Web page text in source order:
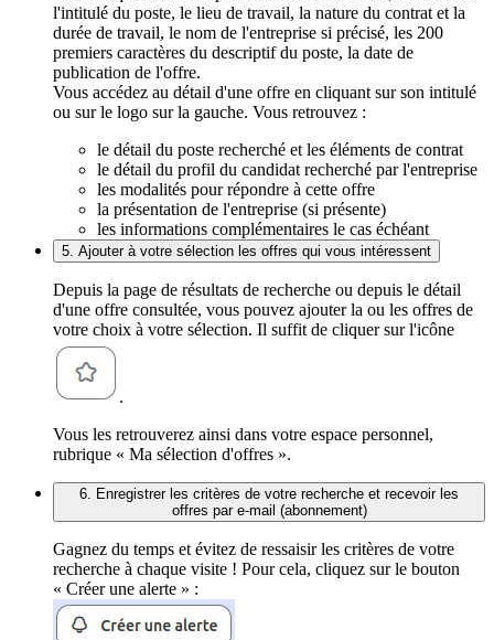
l'intitulé du poste, le lieu de travail, la nature du contrat et la
durée de travail, le nom de l'entreprise si précisé, les 200
premiers caractères du descriptif du poste, la date de
publication de l'offre.
Vous accédez au détail d'une offre en cliquant sur son intitulé
ou sur le logo sur la gauche. Vous retrouvez :
le détail du poste recherché et les éléments de contrat
le détail du profil du candidat recherché par l'entreprise
les modalités pour répondre à cette offre
la présentation de l'entreprise (si présente)
les informations complémentaires le cas échéant
5. Ajouter à votre sélection les offres qui vous intéressent
Depuis la page de résultats de recherche ou depuis le détail
d'une offre consultée, vous pouvez ajouter la ou les offres de
votre choix à votre sélection. Il suffit de cliquer sur l'icône
.
Vous les retrouverez ainsi dans votre espace personnel,
rubrique « Ma sélection d'offres ».
6. Enregistrer les critères de votre recherche et recevoir les
offres par e-mail (abonnement)
Gagnez du temps et évitez de ressaisir les critères de votre
recherche à chaque visite ! Pour cela, cliquez sur le bouton
« Créer une alerte » :